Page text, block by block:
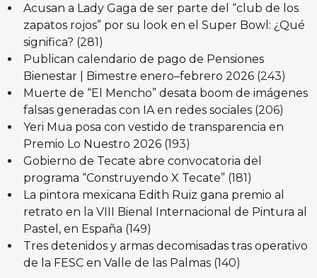
Acusan a Lady Gaga de ser parte del “club de los
zapatos rojos” por su look en el Super Bowl: ¿Qué
significa? (281)
Publican calendario de pago de Pensiones
Bienestar | Bimestre enero–febrero 2026 (243)
Muerte de “El Mencho” desata boom de imágenes
falsas generadas con IA en redes sociales (206)
Yeri Mua posa con vestido de transparencia en
Premio Lo Nuestro 2026 (193)
Gobierno de Tecate abre convocatoria del
programa “Construyendo X Tecate” (181)
La pintora mexicana Edith Ruiz gana premio al
retrato en la VIII Bienal Internacional de Pintura al
Pastel, en España (149)
Tres detenidos y armas decomisadas tras operativo
de la FESC en Valle de las Palmas (140)